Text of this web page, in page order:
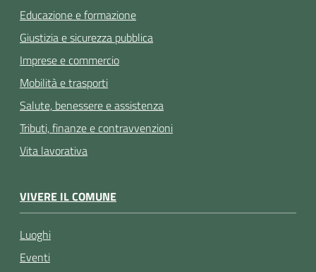
Educazione e formazione
Giustizia e sicurezza pubblica
Imprese e commercio
Mobilità e trasporti
Salute, benessere e assistenza
Tributi, finanze e contravvenzioni
Vita lavorativa
VIVERE IL COMUNE
Luoghi
Eventi